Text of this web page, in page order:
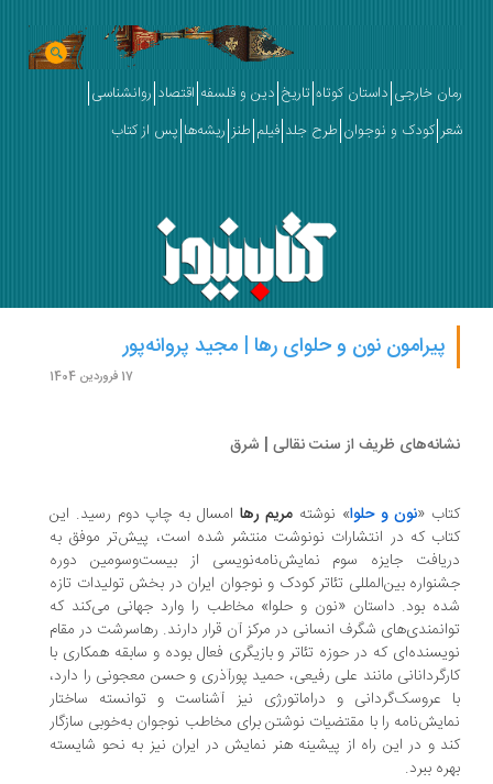
رمان خارجی داستان کوتاه تاریخ دین و فلسفه اقتصاد روانشناسی
شعر کودک و نوجوان طرح جلد فیلم طنز ریشه‌ها پس از کتاب
پیرامون نون و حلوای رها | مجید پروانه‌پور
17 فروردین 1404
نشانه‌های ظریف از سنت نقالی | شرق
کتاب «نون و حلوا» نوشته مریم رها امسال به چاپ دوم رسید. این
کتاب که در انتشارات نونوشت منتشر شده است، پیش‌تر موفق به
دریافت جایزه سوم نمایش‌نامه‌نویسی از بیست‌و‌سومین دوره
جشنواره بین‌المللی تئاتر کودک و نوجوان ایران در بخش تولیدات تازه
شده بود. داستان «نون و حلوا» مخاطب را وارد جهانی می‌کند که
توانمندی‌های شگرف انسانی در مرکز آن قرار دارند. رهاسرشت در مقام
نویسنده‌ای که در حوزه تئاتر و بازیگری فعال بوده و سابقه همکاری با
کارگردانانی مانند علی رفیعی، حمید پورآذری و حسن معجونی را دارد،
با عروسک‌گردانی و دراماتورژی نیز آشناست و توانسته ساختار
نمایش‌نامه را با مقتضیات نوشتن برای مخاطب نوجوان به‌خوبی سازگار
کند و در این راه از پیشینه هنر نمایش در ایران نیز به نحو شایسته
بهره ببرد.